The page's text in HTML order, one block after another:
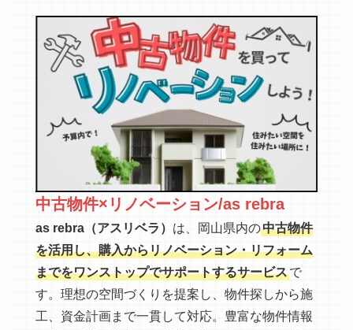
中古物件×リノベーション/as rebra
as rebra（アスリベラ） は、岡山県内の中古物件
を活用し、購入からリノベーション・リフォーム
までをワンストップでサポートするサービスで
す。理想の空間づくりを提案し、物件探しから施
工、資金計画まで一貫して対応。豊富な物件情報